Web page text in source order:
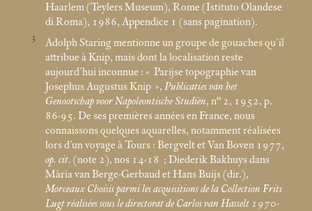
Haarlem (Teylers Museum), Rome (Istituto Olandese
di Roma), 1986, Appendice 1 (sans pagination).
3
Adolph Staring mentionne un groupe de gouaches qu’il
attribue à Knip, mais dont la localisation reste
aujourd’hui inconnue : « Parijse topographie van
Josephus Augustus Knip », Publicaties van het
Genootschap voor Napoleontische Studiën, n° 2, 1952, p.
86-95. De ses premières années en France, nous
connaissons quelques aquarelles, notamment réalisées
lors d’un voyage à Tours : Bergvelt et Van Boven 1977,
op. cit. (note 2), nos 14-18 ; Diederik Bakhuys dans
Mària van Berge-Gerbaud et Hans Buijs (dir.),
Morceaux Choisis parmi les acquisitions de la Collection Frits
Lugt réalisées sous le directorat de Carlos van Hasselt 1970-